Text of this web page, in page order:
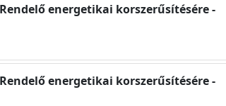
energetikai korszerűsítésére -
energetikai korszerűsítésére -